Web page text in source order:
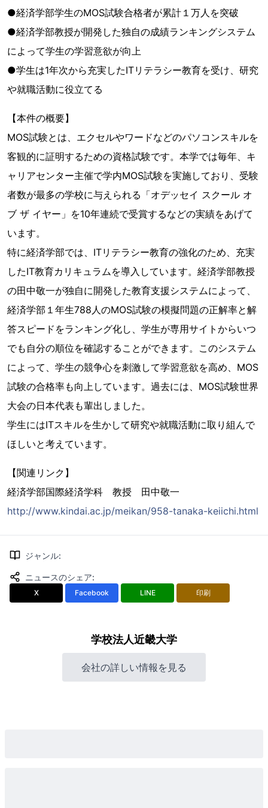
●経済学部学生のMOS試験合格者が累計１万人を突破
●経済学部教授が開発した独自の成績ランキングシステム
によって学生の学習意欲が向上
●学生は1年次から充実したITリテラシー教育を受け、研究
や就職活動に役立てる
【本件の概要】
MOS試験とは、エクセルやワードなどのパソコンスキルを
客観的に証明するための資格試験です。本学では毎年、キ
ャリアセンター主催で学内MOS試験を実施しており、受験
者数が最多の学校に与えられる「オデッセイ スクール オ
ブ ザ イヤー」を10年連続で受賞するなどの実績をあげて
います。
特に経済学部では、ITリテラシー教育の強化のため、充実
したIT教育カリキュラムを導入しています。経済学部教授
の田中敬一が独自に開発した教育支援システムによって、
経済学部１年生788人のMOS試験の模擬問題の正解率と解
答スピードをランキング化し、学生が専用サイトからいつ
でも自分の順位を確認することができます。このシステム
によって、学生の競争心を刺激して学習意欲を高め、MOS
試験の合格率も向上しています。過去には、MOS試験世界
大会の日本代表も輩出しました。
学生にはITスキルを生かして研究や就職活動に取り組んで
ほしいと考えています。
【関連リンク】
経済学部国際経済学科 教授 田中敬一
http://www.kindai.ac.jp/meikan/958-tanaka-keiichi.html
ジャンル:
ニュースのシェア:
X Facebook LINE 印刷
学校法人近畿大学
会社の詳しい情報を見る